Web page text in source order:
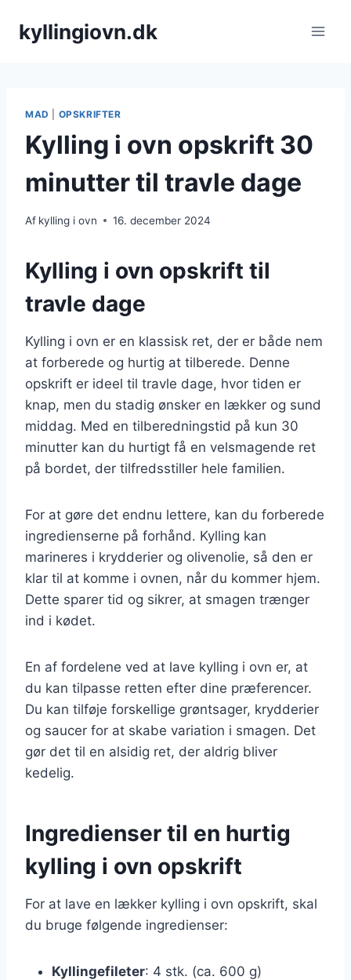
kyllingiovn.dk
MAD OPSKRIFTER
Kylling i ovn opskrift 30
minutter til travle dage
Af kylling i ovn 16. december 2024
Kylling i ovn opskrift til
travle dage
Kylling i ovn er en klassisk ret, der er både nem
at forberede og hurtig at tilberede. Denne
opskrift er ideel til travle dage, hvor tiden er
knap, men du stadig ønsker en lækker og sund
middag. Med en tilberedningstid på kun 30
minutter kan du hurtigt få en velsmagende ret
på bordet, der tilfredsstiller hele familien.
For at gøre det endnu lettere, kan du forberede
ingredienserne på forhånd. Kylling kan
marineres i krydderier og olivenolie, så den er
klar til at komme i ovnen, når du kommer hjem.
Dette sparer tid og sikrer, at smagen trænger
ind i kødet.
En af fordelene ved at lave kylling i ovn er, at
du kan tilpasse retten efter dine præferencer.
Du kan tilføje forskellige grøntsager, krydderier
og saucer for at skabe variation i smagen. Det
gør det til en alsidig ret, der aldrig bliver
kedelig.
Ingredienser til en hurtig
kylling i ovn opskrift
For at lave en lækker kylling i ovn opskrift, skal
du bruge følgende ingredienser:
Kyllingefileter: 4 stk. (ca. 600 g)